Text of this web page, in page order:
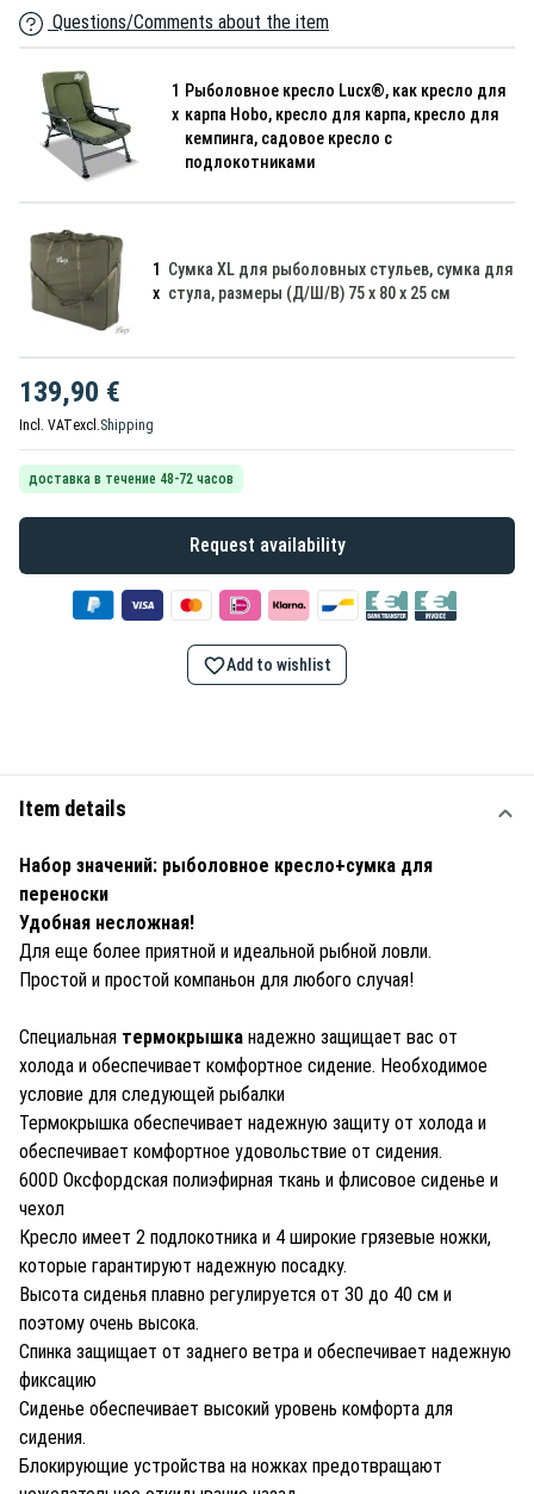
Questions/Comments about the item
1
x
Рыболовное кресло Lucx®, как кресло для
карпа Hobo, кресло для карпа, кресло для
кемпинга, садовое кресло с
подлокотниками
1
x
Сумка XL для рыболовных стульев, сумка для
стула, размеры (Д/Ш/В) 75 x 80 x 25 см
139,90 €
Incl. VATexcl.Shipping
доставка в течение 48-72 часов
Request availability
Add to wishlist
Item details
Набор значений: рыболовное кресло+сумка для
переноски
Удобная несложная!
Для еще более приятной и идеальной рыбной ловли.
Простой и простой компаньон для любого случая!
Специальная термокрышка надежно защищает вас от
холода и обеспечивает комфортное сидение. Необходимое
условие для следующей рыбалки
Термокрышка обеспечивает надежную защиту от холода и
обеспечивает комфортное удовольствие от сидения.
600D Оксфордская полиэфирная ткань и флисовое сиденье и
чехол
Кресло имеет 2 подлокотника и 4 широкие грязевые ножки,
которые гарантируют надежную посадку.
Высота сиденья плавно регулируется от 30 до 40 см и
поэтому очень высока.
Спинка защищает от заднего ветра и обеспечивает надежную
фиксацию
Сиденье обеспечивает высокий уровень комфорта для
сидения.
Блокирующие устройства на ножках предотвращают